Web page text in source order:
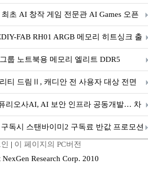
초 AI 창작 게임 전문관 AI Games 오픈
FAB RH01 ARGB 메모리 히트싱크 출
룹 노트북용 메모리 엘리트 DDR5
티 드림Ⅱ, 캐디안 전 사용자 대상 전면
리오사AI, AI 보안 인프라 공동개발… 차
독시 스탠바이미2 구독료 반값 프로모션
| 이 페이지의 PC버전
Research Corp. 2010